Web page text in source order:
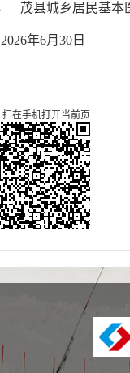
茂县城乡居民基本
2026年6月 30 日
扫在手机打开当前页